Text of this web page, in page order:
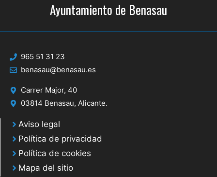
Ayuntamiento de Benasau
965 51 31 23
benasau@benasau.es
Carrer Major, 40
03814 Benasau, Alicante.
Aviso legal
Política de privacidad
Política de cookies
Mapa del sitio